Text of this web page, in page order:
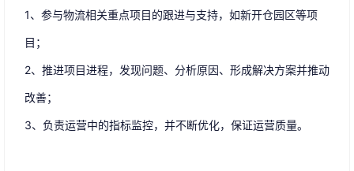
1、参与物流相关重点项目的跟进与支持，如新开仓园区等项
目；
2、推进项目进程，发现问题、分析原因、形成解决方案并推动
改善；
3、负责运营中的指标监控，并不断优化，保证运营质量。